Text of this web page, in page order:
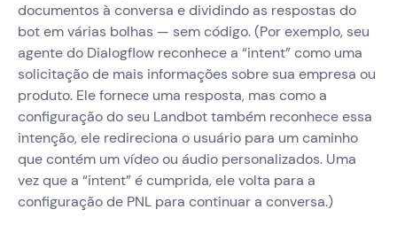
documentos à conversa e dividindo as respostas do
bot em várias bolhas — sem código. (Por exemplo, seu
agente do Dialogflow reconhece a “intent” como uma
solicitação de mais informações sobre sua empresa ou
produto. Ele fornece uma resposta, mas como a
configuração do seu Landbot também reconhece essa
intenção, ele redireciona o usuário para um caminho
que contém um vídeo ou áudio personalizados. Uma
vez que a “intent” é cumprida, ele volta para a
configuração de PNL para continuar a conversa.)